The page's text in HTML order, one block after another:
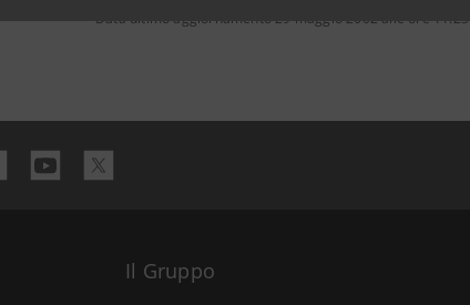
Data ultimo aggiornamento 29 maggio 2002 alle ore 11:23
Il Gruppo